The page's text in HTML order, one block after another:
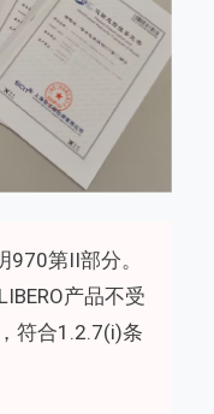
970第II部分。
产品不受
符合1.2.7(i)条